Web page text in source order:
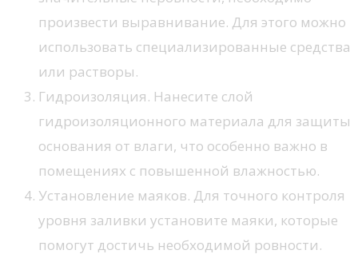
произвести выравнивание. Для этого можно
использовать специализированные средства
или растворы.
Гидроизоляция. Нанесите слой
гидроизоляционного материала для защиты
основания от влаги, что особенно важно в
помещениях с повышенной влажностью.
Установление маяков. Для точного контроля
уровня заливки установите маяки, которые
помогут достичь необходимой ровности.